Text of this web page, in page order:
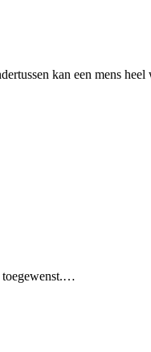
kan een mens
toegewenst.…